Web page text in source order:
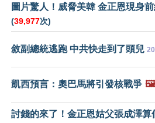
圖片驚人！威脅美韓 金正恩現身
(39,977次)
敘副總統逃跑 中共快走到了頭兒
凱西預言：奧巴馬將引發核戰爭 🖼️
討錢的來了！金正恩姑父張成澤算